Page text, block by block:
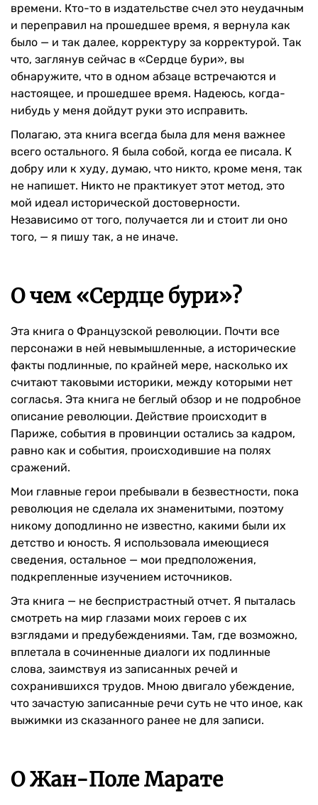
времени. Кто-то в издательстве счел это неудачным
и переправил на прошедшее время, я вернула как
было — и так далее, корректуру за корректурой. Так
что, заглянув сейчас в «Сердце бури», вы
обнаружите, что в одном абзаце встречаются и
настоящее, и прошедшее время. Надеюсь, когда-
нибудь у меня дойдут руки это исправить.
Полагаю, эта книга всегда была для меня важнее
всего остального. Я была собой, когда ее писала. К
добру или к худу, думаю, что никто, кроме меня, так
не напишет. Никто не практикует этот метод, это
мой идеал исторической достоверности.
Независимо от того, получается ли и стоит ли оно
того, — я пишу так, а не иначе.
О чем «Сердце бури»?
Эта книга о Французской революции. Почти все
персонажи в ней невымышленные, а исторические
факты подлинные, по крайней мере, насколько их
считают таковыми историки, между которыми нет
согласья. Эта книга не беглый обзор и не подробное
описание революции. Действие происходит в
Париже, события в провинции остались за кадром,
равно как и события, происходившие на полях
сражений.
Мои главные герои пребывали в безвестности, пока
революция не сделала их знаменитыми, поэтому
никому доподлинно не известно, какими были их
детство и юность. Я использовала имеющиеся
сведения, остальное — мои предположения,
подкрепленные изучением источников.
Эта книга — не беспристрастный отчет. Я пыталась
смотреть на мир глазами моих героев с их
взглядами и предубеждениями. Там, где возможно,
вплетала в сочиненные диалоги их подлинные
слова, заимствуя из записанных речей и
сохранившихся трудов. Мною двигало убеждение,
что зачастую записанные речи суть не что иное, как
выжимки из сказанного ранее не для записи.
О Жан-Поле Марате